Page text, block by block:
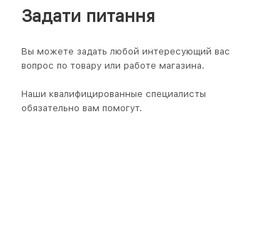
Задати питання
Вы можете задать любой интересующий вас
вопрос по товару или работе магазина.
Наши квалифицированные специалисты
обязательно вам помогут.